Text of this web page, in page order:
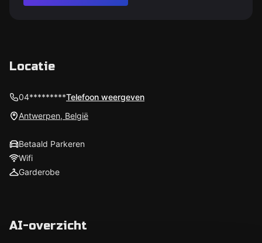
Locatie
04*********Telefoon weergeven
Antwerpen, België
Betaald Parkeren
Wifi
Garderobe
AI-overzicht